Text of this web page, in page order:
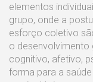
elementos
grupo, onde a
esforço coletivo
o
cognitivo, afetivo,
forma para a